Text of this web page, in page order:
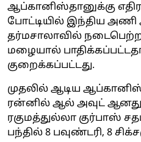
ஆப்கானிஸ்தானுக்கு
போட்டியில் இந்திய அணி
தர்மசாலாவில்
மழையால்
குறைக்கப்பட்டது.
முதலில் ஆடிய
ரன்னில் ஆல் அவுட்
ரகுமத்துல்லா குர்பாஸ்
பந்தில் 8 பவுண்டரி, 8